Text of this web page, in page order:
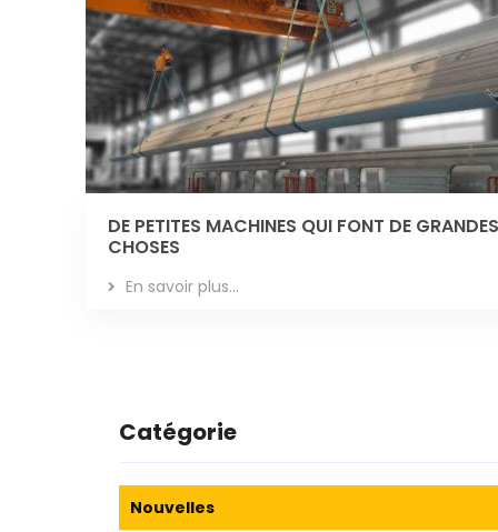
DE PETITES MACHINES QUI FONT DE
CHOSES
En savoir plus...
Catégorie
Nouvelles